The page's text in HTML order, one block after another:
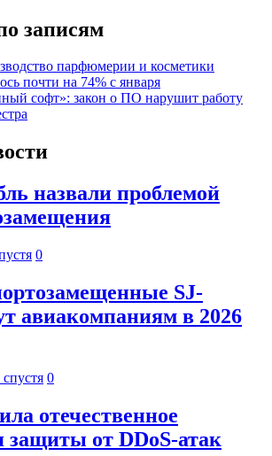
записям
парфюмерии и косметики
почти на 74% с января
софт»: закон о ПО нарушит работу
назвали проблемой
0
SJ-
авиакомпаниям в 2026
0
отечественное
защиты от DDoS-атак